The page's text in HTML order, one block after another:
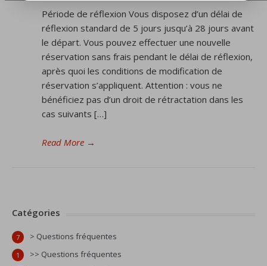
Période de réflexion Vous disposez d’un délai de
réflexion standard de 5 jours jusqu’à 28 jours avant
le départ. Vous pouvez effectuer une nouvelle
réservation sans frais pendant le délai de réflexion,
après quoi les conditions de modification de
réservation s’appliquent. Attention : vous ne
bénéficiez pas d’un droit de rétractation dans les
cas suivants […]
Read More →
Catégories
> Questions fréquentes
7
>> Questions fréquentes
1